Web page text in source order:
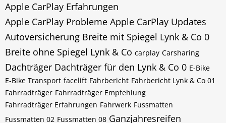
Apple CarPlay Erfahrungen
Apple CarPlay Probleme Apple CarPlay Updates
Autoversicherung Breite mit Spiegel Lynk & Co 0
Breite ohne Spiegel Lynk & Co carplay Carsharing
Dachträger Dachträger für den Lynk & Co 0 E-Bike
E-Bike Transport facelift Fahrbericht Fahrbericht Lynk & Co 01
Fahrradträger Fahrradträger Empfehlung
Fahrradträger Erfahrungen Fahrwerk Fussmatten
Fussmatten 02 Fussmatten 08 Ganzjahresreifen